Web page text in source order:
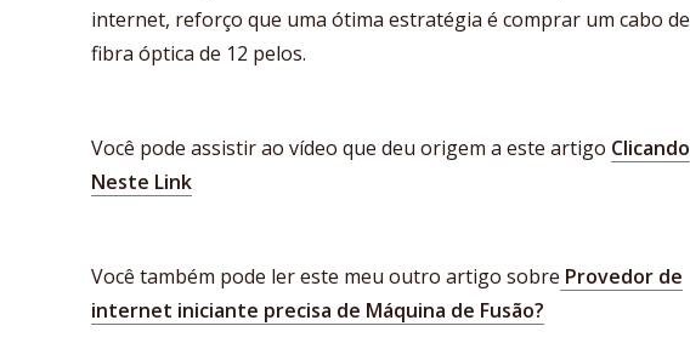
internet, reforço que uma ótima estratégia é comprar um cabo de
fibra óptica de 12 pelos.
Você pode assistir ao vídeo que deu origem a este artigo Clicando
Neste Link
Você também pode ler este meu outro artigo sobre Provedor de
internet iniciante precisa de Máquina de Fusão?